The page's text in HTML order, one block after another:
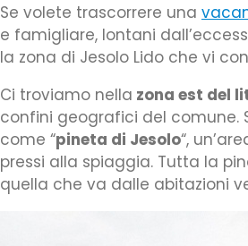
Se volete trascorrere una
e famigliare, lontani
la zona di Jesolo Lido che vi
Ci troviamo nella zona est del
confini geografici del comune.
come “pineta di Jesolo“,
pressi alla spiaggia. Tutta la
quella che va dalle abitazioni